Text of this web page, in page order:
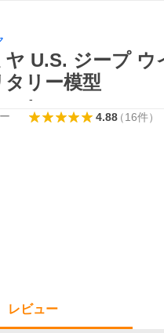
ヤ U.S. ジープ ウ
タリー模型
-
4.88（16件）
レビュー